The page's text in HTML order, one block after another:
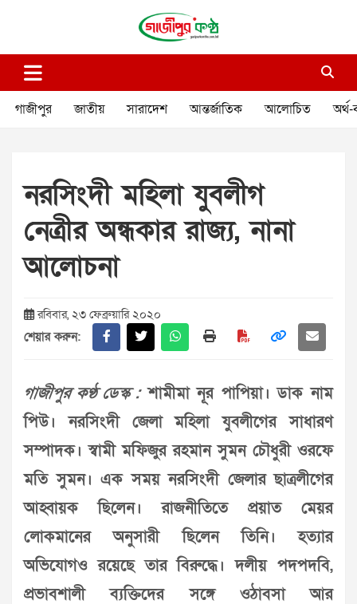
গাজীপুর কণ্ঠ
গাজীপুর জাতীয় সারাদেশ আন্তর্জাতিক আলোচিত অর্থ-
নরসিংদী মহিলা যুবলীগ
নেত্রীর অন্ধকার রাজ্য, নানা
আলোচনা
রবিবার, ২৩ ফেব্রুয়ারি ২০২০
শেয়ার করুন:
গাজীপুর কণ্ঠ ডেস্ক :শামীমা নূর পাপিয়া। ডাক নাম
পিউ। নরসিংদী জেলা মহিলা যুবলীগের সাধারণ
সম্পাদক। স্বামী মফিজুর রহমান সুমন চৌধুরী ওরফে
মতি সুমন। এক সময় নরসিংদী জেলার ছাত্রলীগের
আহ্বায়ক ছিলেন। রাজনীতিতে প্রয়াত মেয়র
লোকমানের অনুসারী ছিলেন তিনি। হত্যার
অভিযোগও রয়েছে তার বিরুদ্ধে। দলীয় পদপদবি,
প্রভাবশালী ব্যক্তিদের সঙ্গে ওঠাবসা আর